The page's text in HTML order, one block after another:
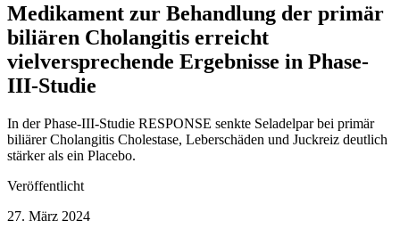
Medikament zur Behandlung der primär
biliären Cholangitis erreicht
vielversprechende Ergebnisse in Phase-
III-Studie
In der Phase-III-Studie RESPONSE senkte Seladelpar bei primär
biliärer Cholangitis Cholestase, Leberschäden und Juckreiz deutlich
stärker als ein Placebo.
Veröffentlicht
27. März 2024